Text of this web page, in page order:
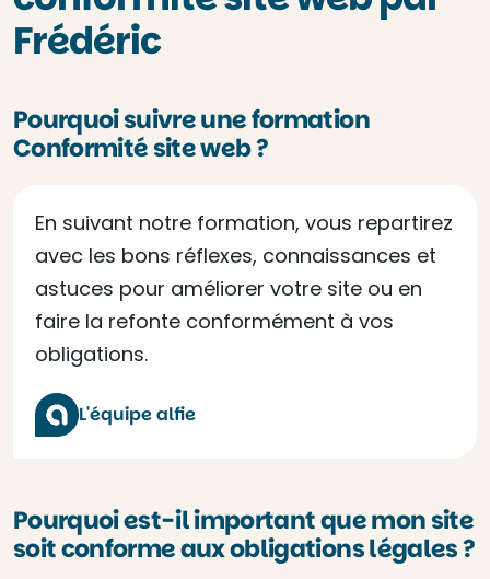
Frédéric
Pourquoi suivre une formation
Conformité site web ?
En suivant notre formation, vous repartirez
avec les bons réflexes, connaissances et
astuces pour améliorer votre site ou en
faire la refonte conformément à vos
obligations.
L'équipe alfie
Pourquoi est-il important que mon site
soit conforme aux obligations légales ?